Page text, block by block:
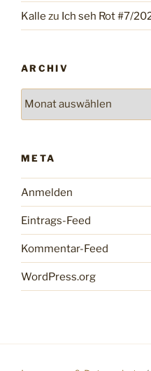
Kalle zu Ich seh Rot #7/
ARCHIV
META
Anmelden
Eintrags-Feed
Kommentar-Feed
WordPress.org